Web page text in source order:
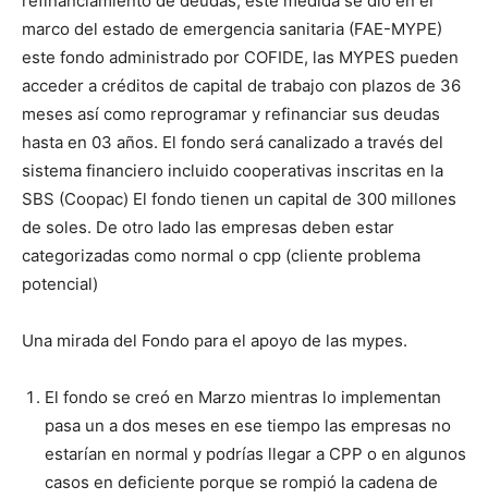
marco del estado de emergencia sanitaria (FAE-MYPE)
este fondo administrado por COFIDE, las MYPES pueden
acceder a créditos de capital de trabajo con plazos de 36
meses así como reprogramar y refinanciar sus deudas
hasta en 03 años. El fondo será canalizado a través del
sistema financiero incluido cooperativas inscritas en la
SBS (Coopac) El fondo tienen un capital de 300 millones
de soles. De otro lado las empresas deben estar
categorizadas como normal o cpp (cliente problema
potencial)
Una mirada del Fondo para el apoyo de las mypes.
El fondo se creó en Marzo mientras lo implementan
pasa un a dos meses en ese tiempo las empresas no
estarían en normal y podrías llegar a CPP o en algunos
casos en deficiente porque se rompió la cadena de